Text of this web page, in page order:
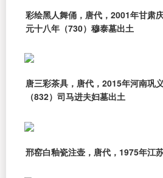
彩绘黑人舞俑，唐代，2001年甘肃
元十八年（730）穆泰墓出土
唐三彩茶具，唐代，2015年河南巩
（832）司马进夫妇墓出土
邢窑白釉瓷注壶，唐代，1975年江